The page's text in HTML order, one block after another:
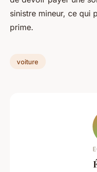
sinistre mineur, ce qui
prime.
voiture